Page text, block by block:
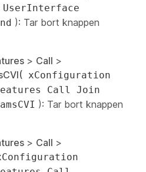
): Tar bort knappen
> Call >
xConfiguration
Call Join
): Tar bort knappen
> Call >